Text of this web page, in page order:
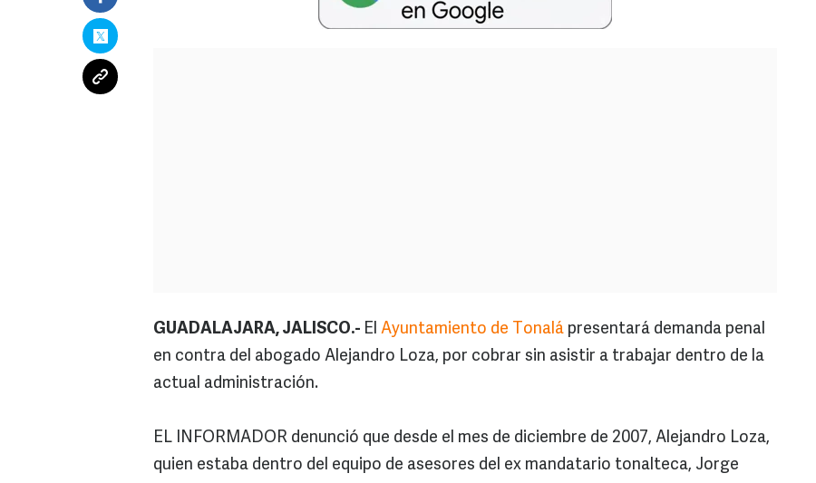
GUADALAJARA, JALISCO.- El Ayuntamiento de Tonalá presentará demanda penal
en contra del abogado Alejandro Loza, por cobrar sin asistir a trabajar dentro de la
actual administración.
EL INFORMADOR denunció que desde el mes de diciembre de 2007, Alejandro Loza,
quien estaba dentro del equipo de asesores del ex mandatario tonalteca, Jorge